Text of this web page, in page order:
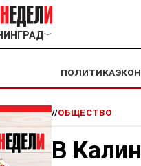
﹀
ПОЛИТИКА
//ОБЩЕСТВО
В